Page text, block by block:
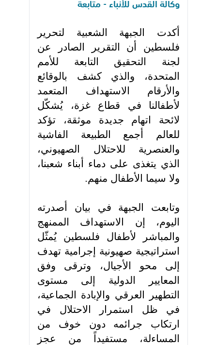
وكالة القدس للأنباء - متابعة
أكدت الجبهة الشعبية لتحرير
فلسطين أن التقرير الصادر عن
لجنة التحقيق التابعة للأمم
المتحدة، والذي كشف بالوقائع
والأرقام الاستهداف المتعمد
لأطفالنا في قطاع غزة، يُشكّل
لائحة اتهام جديدة موثقة، تؤكد
للعالم أجمع الطبيعة الفاشية
والعنصرية للاحتلال الصهيوني،
الذي يتغذى على دماء أبناء شعبنا،
ولا سيما الأطفال منهم.
وتابعت الجبهة في بيان أصدرته
اليوم، إن الاستهداف الممنهج
والمباشر لأطفال فلسطين يُمثّل
استراتيجية صهيونية إجرامية تهدف
إلى محو الأجيال، وترقى وفق
المعايير الدولية إلى مستوى
التطهير العرقي والإبادة الجماعية،
في ظل استمرار الاحتلال في
ارتكاب جرائمه دون خوف من
المساءلة، مستفيداً من عجز